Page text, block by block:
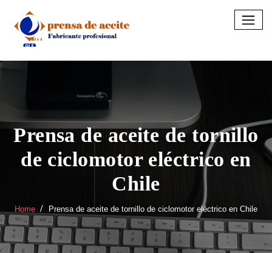
content
Prensa de aceite de tornillo
de ciclomotor eléctrico en
Chile
Home Prensa de aceite de tornillo de ciclomotor eléctrico en Chile